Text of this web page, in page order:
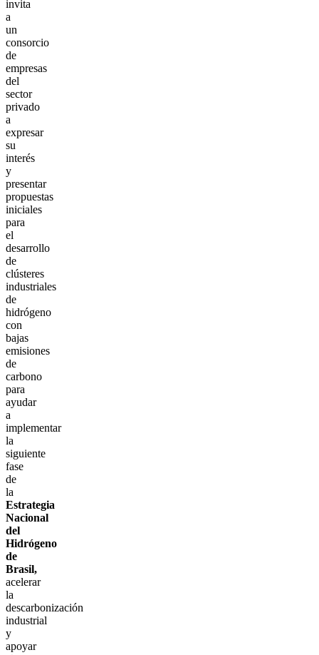
invita
a
un
consorcio
de
empresas
del
sector
privado
a
expresar
su
interés
y
presentar
propuestas
iniciales
para
el
desarrollo
de
clústeres
industriales
de
hidrógeno
con
bajas
emisiones
de
carbono
para
ayudar
a
implementar
la
siguiente
fase
de
la
Estrategia
Nacional
del
Hidrógeno
de
Brasil,
acelerar
la
descarbonización
industrial
y
apoyar